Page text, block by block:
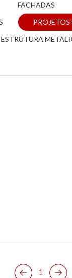
FACHADAS
PROJETOS
ESTRUTURA
1